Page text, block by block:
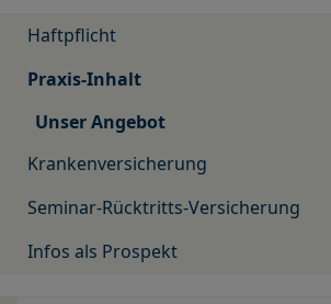
Haftpflicht
Praxis-Inhalt
Unser Angebot
Krankenversicherung
Seminar-Rücktritts-Versicherung
Infos als Prospekt